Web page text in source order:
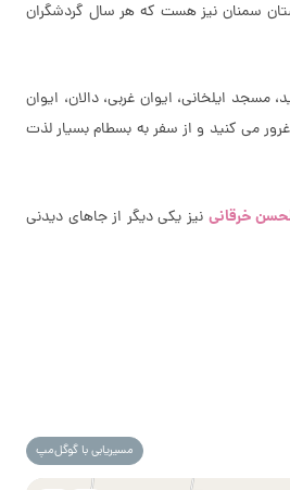
سمنان نیز هست که هر سال گردشگران
مسجد ایلخانی، ایوان غربی، دالان، ایوان
می کنید و از سفر به بسطام بسیار لذت
خرقانی نیز یکی دیگر از جاهای دیدنی
مسیریابی با گوگل‌مپ